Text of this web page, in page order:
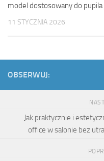
model dostosowany do pupila
11 STYCZNIA 2026
OBSERWUJ:
Jak praktycznie i
office w salonie bez